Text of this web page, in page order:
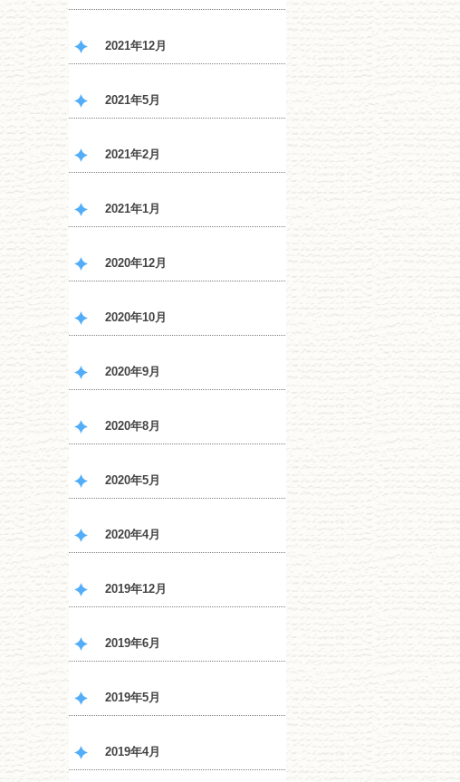
2021年12月
2021年5月
2021年2月
2021年1月
2020年12月
2020年10月
2020年9月
2020年8月
2020年5月
2020年4月
2019年12月
2019年6月
2019年5月
2019年4月